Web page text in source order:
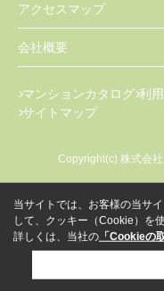
アクセスマップ
会社概要
マンションカタログ 利
サイトマップ
Copyright(c) 株式会
当サイトでは、お客様の当サ
して、クッキー（Cookie）を
詳しくは、当社の 「Cookieの